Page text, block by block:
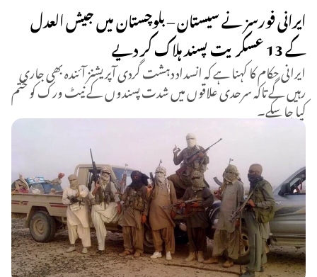
ایرانی فورسز نے سیستان – بلوچستان میں جیش العدل
کے 13 عسکریت پسند ہلاک کر دیے
ایرانی حکام کا کہنا ہے کہ انسداد دہشت گردی آپریشنز آئندہ بھی جاری
رہیں گے تاکہ سرحدی علاقوں میں شدت پسندوں کے نیٹ ورک کو ختم
کیا جا سکے۔